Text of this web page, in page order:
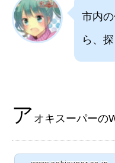
市内
ら、
ア オキスーパーの